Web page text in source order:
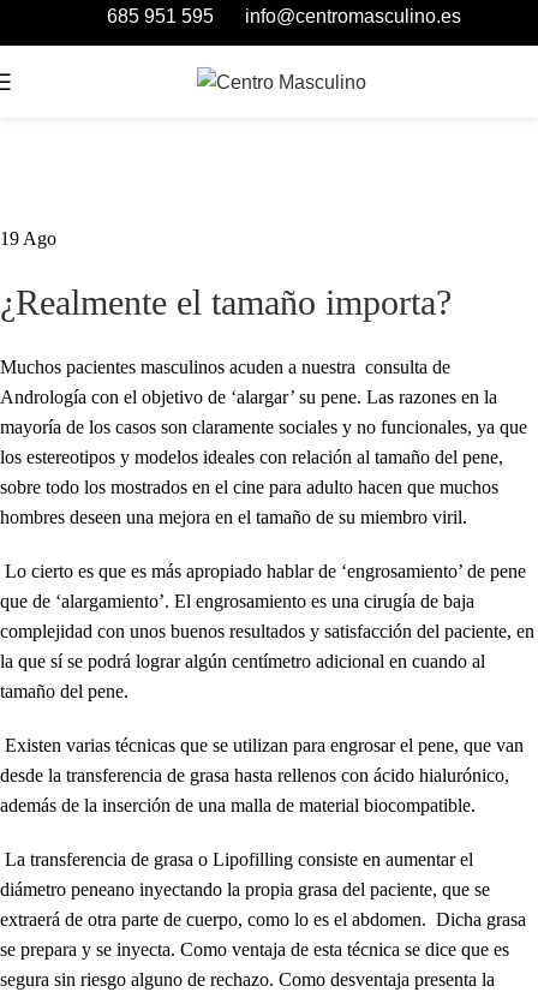
685 951 595 info@centromasculino.es
19 Ago
¿Realmente el tamaño importa?
Muchos pacientes masculinos acuden a nuestra consulta de
Andrología con el objetivo de ‘alargar’ su pene. Las razones en la
mayoría de los casos son claramente sociales y no funcionales, ya que
los estereotipos y modelos ideales con relación al tamaño del pene,
sobre todo los mostrados en el cine para adulto hacen que muchos
hombres deseen una mejora en el tamaño de su miembro viril.
Lo cierto es que es más apropiado hablar de ‘engrosamiento’ de pene
que de ‘alargamiento’. El engrosamiento es una cirugía de baja
complejidad con unos buenos resultados y satisfacción del paciente, en
la que sí se podrá lograr algún centímetro adicional en cuando al
tamaño del pene.
Existen varias técnicas que se utilizan para engrosar el pene, que van
desde la transferencia de grasa hasta rellenos con ácido hialurónico,
además de la inserción de una malla de material biocompatible.
La transferencia de grasa o Lipofilling consiste en aumentar el
diámetro peneano inyectando la propia grasa del paciente, que se
extraerá de otra parte de cuerpo, como lo es el abdomen. Dicha grasa
se prepara y se inyecta. Como ventaja de esta técnica se dice que es
segura sin riesgo alguno de rechazo. Como desventaja presenta la